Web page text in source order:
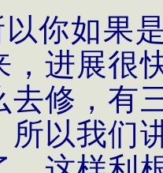
以你如果
，进展很
去修，有
所以我们